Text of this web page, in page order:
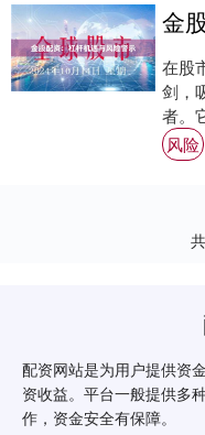
在股
剑，
者。
以自
于此
风险
配资网站是为用户提供资
资收益。平台一般提供多
作，资金安全有保障。